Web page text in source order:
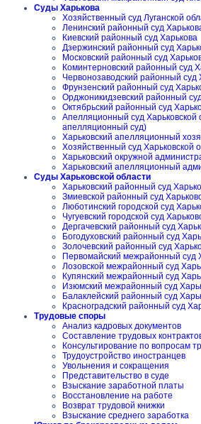
Суды Харькова
Хозяйственный суд Луганской
Ленинский районный суд
Киевский районный суд Харькова
Дзержинский районный суд
Московский районный суд
Коминтерновский районный суд
Червонозаводский районный суд
Фрунзенский районный суд
Орджоникидзевский районный
Октябрьский районный суд
Апелляционный суд Харьковской
апелляционный суд)
Харьковский апелляционный
Хозяйственный суд Харьковской
Харьковский окружной
Харьковский апелляционный
Суды Харьковской области
Харьковский районный суд
Змиевской районный суд
Люботинский городской суд
Чугуевский городской суд
Дергачевский районный суд
Богодуховский районный суд
Золочевский районный суд
Первомайский межрайонный суд
Лозовской межрайонный суд
Купянский межрайонный суд
Изюмский межрайонный суд
Балаклейский районный суд
Красноградский районный суд
Трудовые споры
Анализ кадровых документов
Составление трудовых
Консультирование по вопросам
Трудоустройство иностранцев
Увольнения и сокращения
Представительство в суде
Взыскание заработной платы
Восстановление на работе
Возврат трудовой книжки
Взыскание среднего заработка